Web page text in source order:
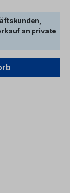
an private
Wert